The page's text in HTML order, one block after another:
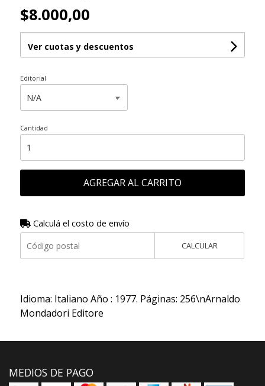
$8.000,00
Ver cuotas y descuentos
Editorial
Cantidad
AGREGAR AL CARRITO
Calculá el costo de envío
CALCULAR
Idioma: Italiano Año : 1977. Páginas: 256\nArnaldo
Mondadori Editore
MEDIOS DE PAGO